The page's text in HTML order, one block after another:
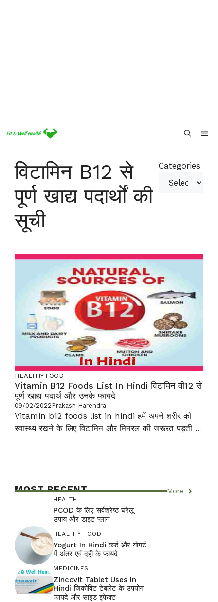
विटामिन B12 से
पूर्ण खाद्य पदार्थों की
सूची
Categories
HEALTHY FOOD
Vitamin B12 Foods List In Hindi विटामिन वी12 से
पूर्ण खाद्य पदार्थ और उनके फायदे
09/02/2022Prakash Harendra
Vitamin b12 foods list in hindi हमें अपने शरीर को
स्वास्थ्य रखने के लिए विटामिन और मिनरल की जरूरत पड़ती ...
MOST RECENT More
HEALTH
PCOD के लिए सर्वश्रेष्ठ घरेलू
उपाय और डाइट प्लान
HEALTHY FOOD
Yogurt In Hindi कर्ड और योगर्ट
में अंतर एवं दही के फायदे
MEDICINES
Zincovit Tablet Uses In
Hindi जिंकोविट टेबलेट के उपयोग
फायदे और साइड इफेक्ट